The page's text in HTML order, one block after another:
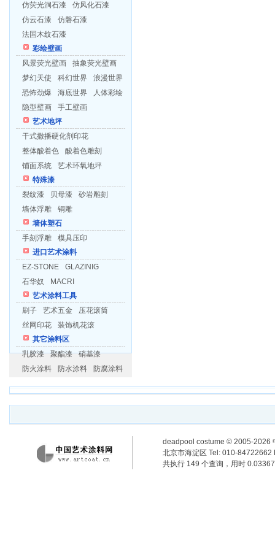
仿荧光洞石漆
仿风化石漆
仿云石漆
仿磐石漆
法国木纹石漆
彩绘壁画
风景荧光壁画
抽象荧光壁画
梦幻天使
科幻世界
浪漫世界
恐怖劲爆
海底世界
人体彩绘
隐型壁画
手工壁画
艺术地坪
干式撒播硬化剂印花
整体酸着色
酸着色雕刻
铺面系统
艺术环氧地坪
特殊漆
裂纹漆
贝母漆
砂岩雕刻
墙体浮雕
铜雕
墙体塑石
手刻浮雕
模具压印
进口艺术涂料
EZ-STONE
GLAZINIG
石华奴
MACRI
艺术涂料工具
刷子
艺术五金
压花滚筒
丝网印花
装饰机花滚
其它涂料区
乳胶漆
聚酯漆
硝基漆
防火涂料
防水涂料 防腐涂料
deadpool costume © 2005-2026
北京市海淀区 Tel: 010-84722662
共执行 149 个查询，用时